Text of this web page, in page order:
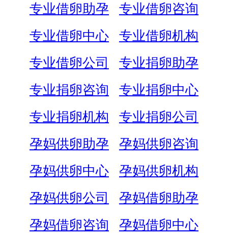
专业借卵助孕
专业借卵咨询
专业借卵中心
专业借卵机构
专业借卵公司
专业捐卵助孕
专业捐卵咨询
专业捐卵中心
专业捐卵机构
专业捐卵公司
孕妈供卵助孕
孕妈供卵咨询
孕妈供卵中心
孕妈供卵机构
孕妈供卵公司
孕妈借卵助孕
孕妈借卵咨询
孕妈借卵中心